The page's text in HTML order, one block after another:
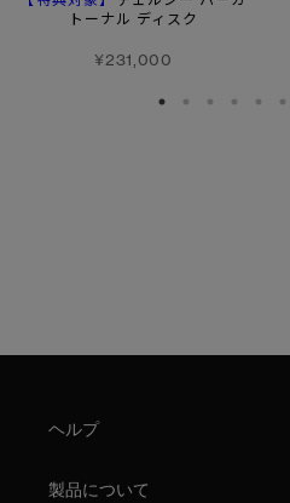
トーナル ディスク
¥231,000
ヘルプ
製品について